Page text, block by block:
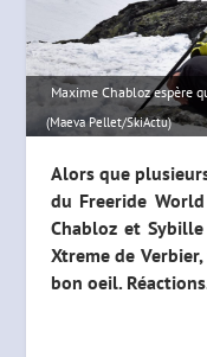
Maxime Chabloz espère
(Maeva Pellet/SkiActu)
Alors que
du Freeride
Chabloz et
Xtreme de
bon oeil.